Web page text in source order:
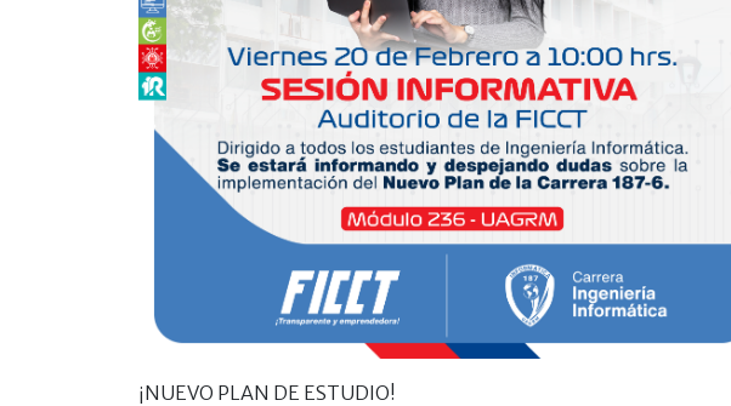
¡NUEVO PLAN DE ESTUDIO!